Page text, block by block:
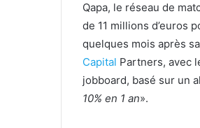
Qapa, le réseau de
de 11 millions d’euros
quelques mois après
Capital Partners, avec
jobboard, basé sur un
10% en 1 an».